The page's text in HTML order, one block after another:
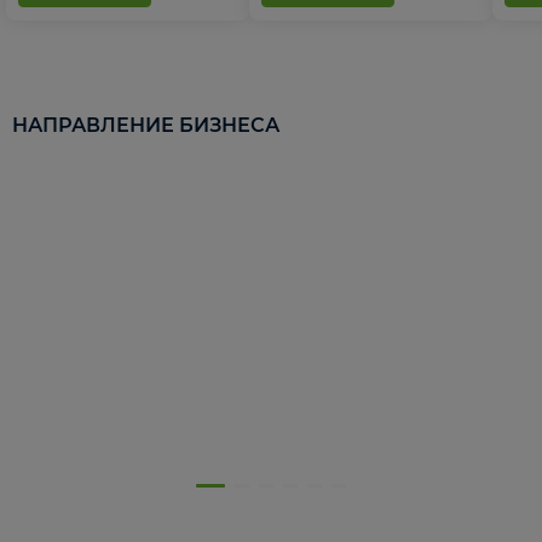
НАПРАВЛЕНИЕ БИЗНЕСА